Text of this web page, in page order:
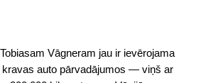
Vāgneram jau ir ievērojama
kravas auto pārvadājumos — viņš ar